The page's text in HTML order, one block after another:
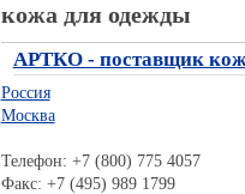
кожа для одежды
АРТКО - поставщик
Россия
Москва
Телефон: +7 (800) 775 4057
Факс: +7 (495) 989 1799